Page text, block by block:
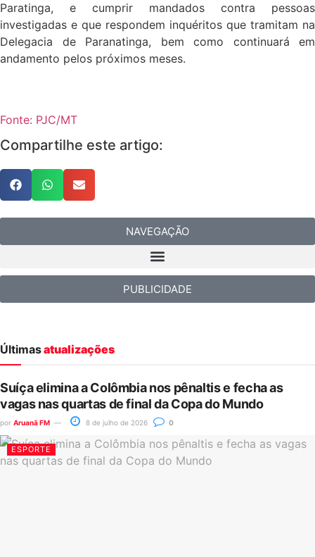
Paratinga, e cumprir mandados contra pessoas
investigadas e que respondem inquéritos que tramitam na
Delegacia de Paranatinga, bem como continuará em
andamento pelos próximos meses.
Fonte: PJC/MT
Compartilhe este artigo:
NAVEGAÇÃO
PUBLICIDADE
Últimasatualizações
Suíça elimina a Colômbia nos pênaltis e fecha as
vagas nas quartas de final da Copa do Mundo
por Aruanã FM 8 de julho de 2026 0
ESPORTE